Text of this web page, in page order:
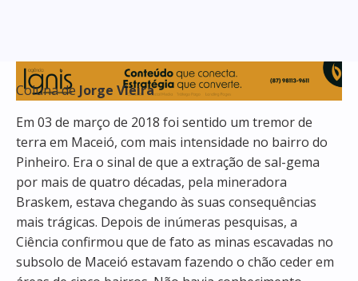
Coluna de Jorge Vieira
Em 03 de março de 2018 foi sentido um tremor de
terra em Maceió, com mais intensidade no bairro do
Pinheiro. Era o sinal de que a extração de sal-gema
por mais de quatro décadas, pela mineradora
Braskem, estava chegando às suas consequências
mais trágicas. Depois de inúmeras pesquisas, a
Ciência confirmou que de fato as minas escavadas no
subsolo de Maceió estavam fazendo o chão ceder em